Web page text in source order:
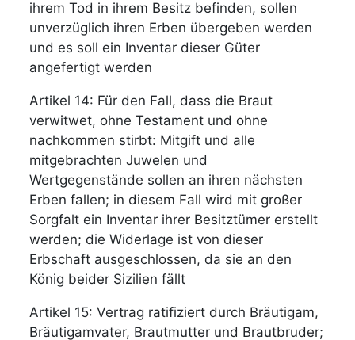
ihrem Tod in ihrem Besitz befinden, sollen
unverzüglich ihren Erben übergeben werden
und es soll ein Inventar dieser Güter
angefertigt werden
Artikel 14: Für den Fall, dass die Braut
verwitwet, ohne Testament und ohne
nachkommen stirbt: Mitgift und alle
mitgebrachten Juwelen und
Wertgegenstände sollen an ihren nächsten
Erben fallen; in diesem Fall wird mit großer
Sorgfalt ein Inventar ihrer Besitztümer erstellt
werden; die Widerlage ist von dieser
Erbschaft ausgeschlossen, da sie an den
König beider Sizilien fällt
Artikel 15: Vertrag ratifiziert durch Bräutigam,
Bräutigamvater, Brautmutter und Brautbruder;